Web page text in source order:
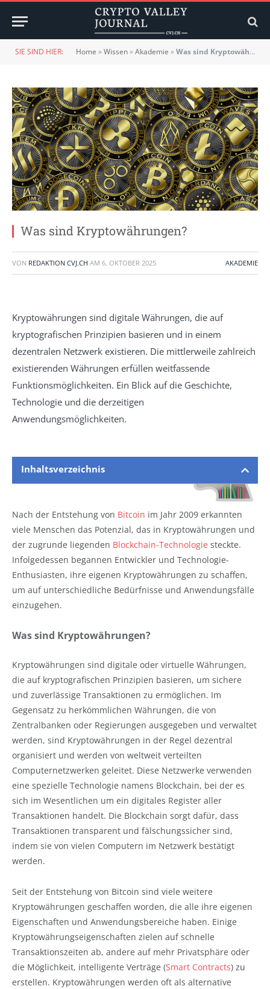
SIE SIND HIER: Home »Wissen»Akademie »Was sind Kryptowährungen?
Was sind Kryptowährungen?
VON REDAKTION CVJ.CH AM 6. OKTOBER 2025 AKADEMIE
Kryptowährungen sind digitale Währungen, die auf
kryptografischen Prinzipien basieren und in einem
dezentralen Netzwerk existieren. Die mittlerweile zahlreich
existierenden Währungen erfüllen weitfassende
Funktionsmöglichkeiten. Ein Blick auf die Geschichte,
Technologie und die derzeitigen
Anwendungsmöglichkeiten.
Inhaltsverzeichnis
Nach der Entstehung von Bitcoin im Jahr 2009 erkannten
viele Menschen das Potenzial, das in Kryptowährungen und
der zugrunde liegenden Blockchain-Technologie steckte.
Infolgedessen begannen Entwickler und Technologie-
Enthusiasten, ihre eigenen Kryptowährungen zu schaffen,
um auf unterschiedliche Bedürfnisse und Anwendungsfälle
einzugehen.
Was sind Kryptowährungen?
Kryptowährungen sind digitale oder virtuelle Währungen,
die auf kryptografischen Prinzipien basieren, um sichere
und zuverlässige Transaktionen zu ermöglichen. Im
Gegensatz zu herkömmlichen Währungen, die von
Zentralbanken oder Regierungen ausgegeben und verwaltet
werden, sind Kryptowährungen in der Regel dezentral
organisiert und werden von weltweit verteilten
Computernetzwerken geleitet. Diese Netzwerke verwenden
eine spezielle Technologie namens Blockchain, bei der es
sich im Wesentlichen um ein digitales Register aller
Transaktionen handelt. Die Blockchain sorgt dafür, dass
Transaktionen transparent und fälschungssicher sind,
indem sie von vielen Computern im Netzwerk bestätigt
werden.
Seit der Entstehung von Bitcoin sind viele weitere
Kryptowährungen geschaffen worden, die alle ihre eigenen
Eigenschaften und Anwendungsbereiche haben. Einige
Kryptowährungseigenschaften zielen auf schnelle
Transaktionszeiten ab, andere auf mehr Privatsphäre oder
die Möglichkeit, intelligente Verträge (Smart Contracts) zu
erstellen. Kryptowährungen werden oft als alternative